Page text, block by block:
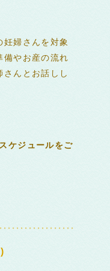
妊婦さんを対象
備やお産の流れ
さんとお話しし
ジュールをご